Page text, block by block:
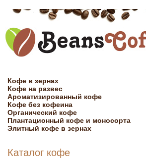
Кофе в зернах
Кофе на развес
Ароматизированный кофе
Кофе без кофеина
Органический кофе
Плантационный кофе и моносорта
Элитный кофе в зернах
Каталог кофе